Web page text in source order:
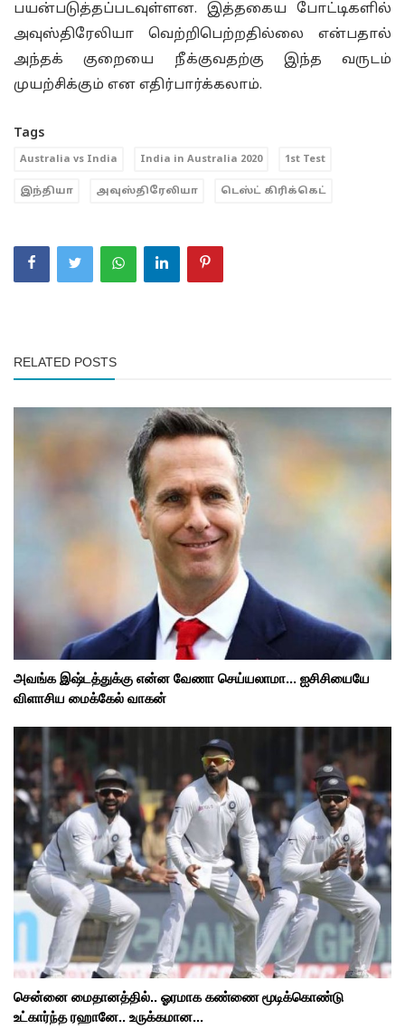
பயன்படுத்தப்படவுள்ளன. இத்தகைய போட்டிகளில்
அவுஸ்திரேலியா வெற்றிபெற்றதில்லை என்பதால்
அந்தக் குறையை நீக்குவதற்கு இந்த வருடம்
முயற்சிக்கும் என எதிர்பார்க்கலாம்.
Tags
Australia vs India India in Australia 2020 1st Test
இந்தியா அவுஸ்திரேலியா டெஸ்ட் கிரிக்கெட்
RELATED POSTS
அவங்க இஷ்டத்துக்கு என்ன வேணா செய்யலாமா... ஐசிசியையே
விளாசிய மைக்கேல் வாகன்
சென்னை மைதானத்தில்.. ஓரமாக கண்ணை மூடிக்கொண்டு
உட்கார்ந்த ரஹானே.. உருக்கமான...